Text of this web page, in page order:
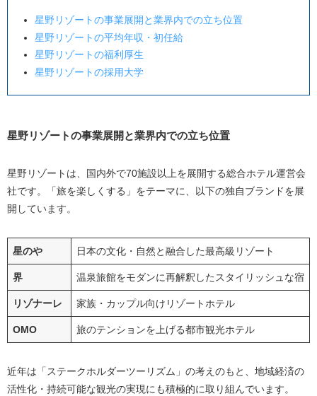
星野リゾートの事業展開と業界内での立ち位置
星野リゾートの平均年収・初任給
星野リゾートの福利厚生
星野リゾートの採用大学
星野リゾートの事業展開と業界内での立ち位置
星野リゾートは、国内外で70施設以上を展開する総合ホテル運営会
社です。「旅を楽しくする」をテーマに、以下の独自ブランドを展
開しています。
星のや 日本の文化・自然と融合した最高級リゾート
界 温泉旅館をモダンに再解釈したスタイリッシュな宿
リゾナーレ 家族・カップル向けリゾートホテル
OMO 旅のテンションを上げる都市観光ホテル
近年は「ステークホルダーツーリズム」の考えのもと、地域経済の
活性化・持続可能な観光の実現にも積極的に取り組んでいます。